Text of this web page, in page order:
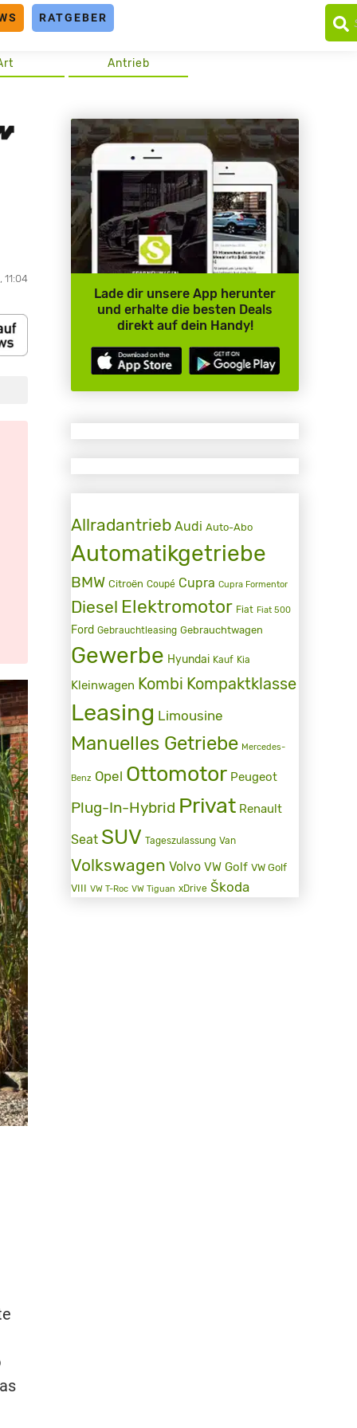
RATGEBER
Antrieb
11:04
Lade dir unsere App herunter
und erhalte die besten Deals
direkt auf dein Handy!
Allradantrieb Audi Auto-Abo
Automatikgetriebe
BMW Citroën Coupé Cupra Cupra Formentor
Diesel Elektromotor Fiat Fiat 500
Ford Gebrauchtleasing Gebrauchtwagen
Gewerbe Hyundai Kauf Kia
Kleinwagen Kombi Kompaktklasse
Leasing Limousine
Manuelles Getriebe Mercedes-
Benz Opel Ottomotor Peugeot
Plug-In-Hybrid Privat Renault
Seat SUV Tageszulassung Van
Volkswagen Volvo VW Golf VW Golf
VIII VW T-Roc VW Tiguan xDrive Škoda